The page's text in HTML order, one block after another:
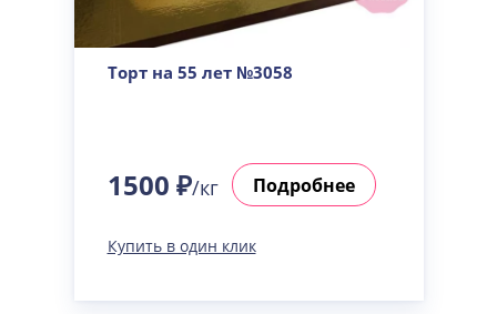
Торт на 55 лет №3058
1500 ₽/кг Подробнее
Купить в один клик